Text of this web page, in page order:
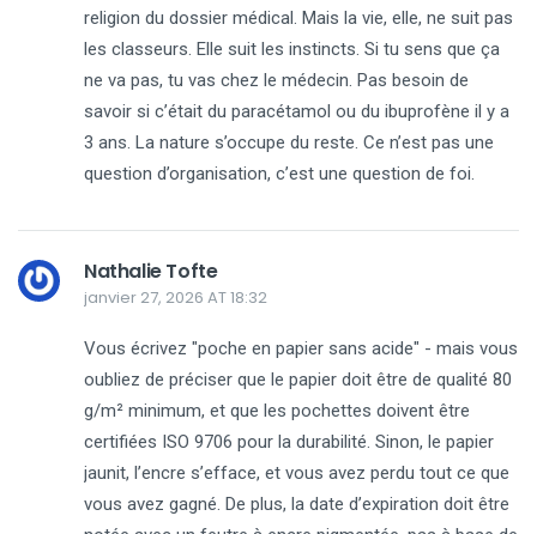
religion du dossier médical. Mais la vie, elle, ne suit pas
les classeurs. Elle suit les instincts. Si tu sens que ça
ne va pas, tu vas chez le médecin. Pas besoin de
savoir si c’était du paracétamol ou du ibuprofène il y a
3 ans. La nature s’occupe du reste. Ce n’est pas une
question d’organisation, c’est une question de foi.
Nathalie Tofte
janvier 27, 2026 AT 18:32
Vous écrivez "poche en papier sans acide" - mais vous
oubliez de préciser que le papier doit être de qualité 80
g/m² minimum, et que les pochettes doivent être
certifiées ISO 9706 pour la durabilité. Sinon, le papier
jaunit, l’encre s’efface, et vous avez perdu tout ce que
vous avez gagné. De plus, la date d’expiration doit être